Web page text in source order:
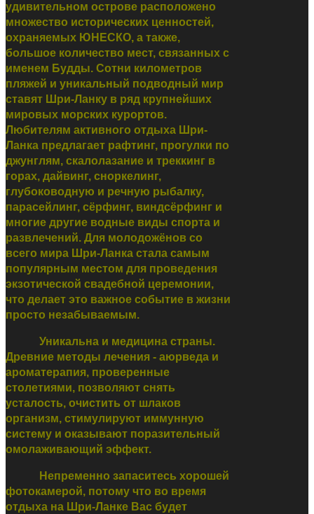
удивительном острове расположено
множество исторических ценностей,
охраняемых ЮНЕСКО, а также,
большое количество мест, связанных с
именем Будды. Сотни километров
пляжей и уникальный подводный мир
ставят Шри-Ланку в ряд крупнейших
мировых морских курортов.
Любителям активного отдыха Шри-
Ланка предлагает рафтинг, прогулки по
джунглям, скалолазание и треккинг в
горах, дайвинг, сноркелинг,
глубоководную и речную рыбалку,
парасейлинг, сёрфинг, виндсёрфинг и
многие другие водные виды спорта и
развлечений. Для молодожёнов со
всего мира Шри-Ланка стала самым
популярным местом для проведения
экзотической свадебной церемонии,
что делает это важное событие в жизни
просто незабываемым.
Уникальна и медицина страны.
Древние методы лечения - аюрведа и
ароматерапия, проверенные
столетиями, позволяют снять
усталость, очистить от шлаков
организм, стимулируют иммунную
систему и оказывают поразительный
омолаживающий эффект.
Непременно запаситесь хорошей
фотокамерой, потому что во время
отдыха на Шри-Ланке Вас будет